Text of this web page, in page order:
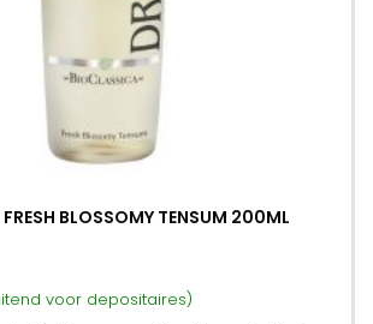
BLOSSOMY TENSUM 200ML
voor depositaires)